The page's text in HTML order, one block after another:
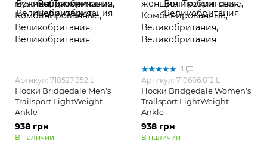
Артикул: 710527.852.L
Носки Bridgedale Men's
Trailsport LightWeight
Ankle
938 грн
В наличии
1
Артикул: 710606.812.L
Носки Bridgedale Women's
Trailsport LightWeight
Ankle
938 грн
В наличии